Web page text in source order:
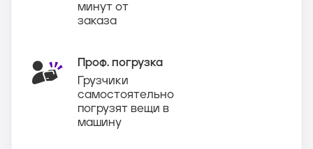
минут от
заказа
Проф. погрузка
Грузчики
самостоятельно
погрузят вещи в
машину